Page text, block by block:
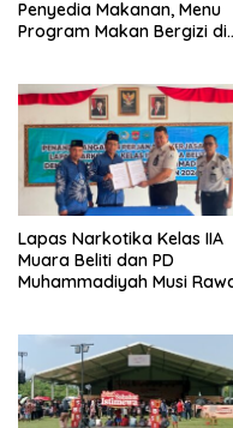
Penyedia Makanan, Menu
Program Makan Bergizi di
Lapas Narkotika Kelas IIA
Muara Beliti dan PD
Muhammadiyah Musi